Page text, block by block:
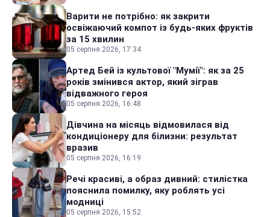
Варити не потрібно: як закрити
освіжаючий компот із будь-яких фруктів
за 15 хвилин
05 серпня 2026, 17:34
Артед Бей із культової "Мумії": як за 25
років змінився актор, який зіграв
відважного героя
05 серпня 2026, 16:48
Дівчина на місяць відмовилася від
кондиціонеру для білизни: результат
вразив
05 серпня 2026, 16:19
Речі красиві, а образ дивний: стилістка
пояснила помилку, яку роблять усі
модниці
05 серпня 2026, 15:52